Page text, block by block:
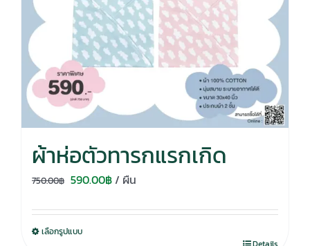
ผ้าห่อตัวทารกแรกเกิด
750.00฿ Original
was:
750.00฿.
590.00฿Current
is:
/ ผืน
เลือกรูปแบบ